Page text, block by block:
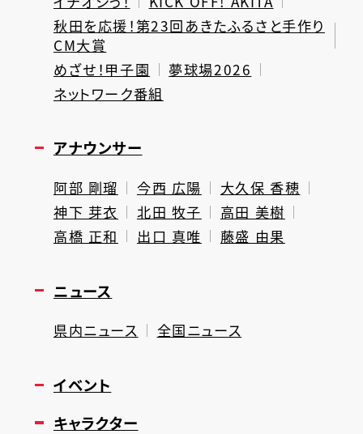
秋田を応援！第23回あきたふるさと手作り
CM大賞
めざせ！甲子園
夢球場2026
ネットワーク番組
アナウンサー
阿部 剛瑠 今西 広陽
大久保 香穂
神下 芽衣
北田 牧子
高田 美樹
高橋 正和
出口 真唯 藤盛 由果
ニュース
県内ニュース 全国ニュース
イベント
キャラクター